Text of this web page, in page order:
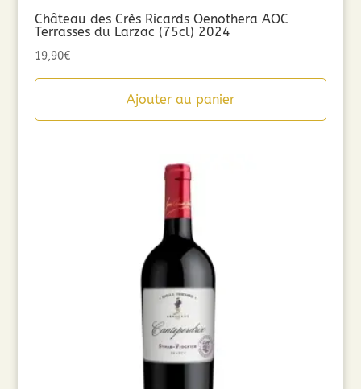
Château des Crès Ricards Oenothera AOC
Terrasses du Larzac (75cl) 2024
19,90€
Ajouter au panier